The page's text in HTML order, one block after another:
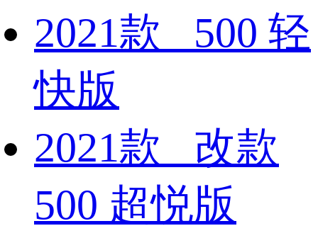
2021款 500 轻
快版
2021款 改款
500 超悦版